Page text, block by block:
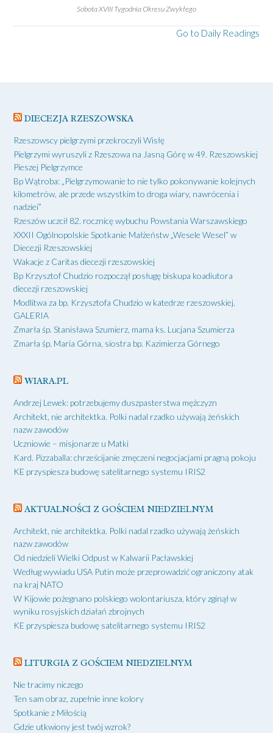
Sobota XVIII Tygodnia Okresu Zwykłego
Go to Daily Readings
DIECEZJA RZESZOWSKA
Rzeszowscy pielgrzymi przekroczyli Wisłę
Pielgrzymi wyruszyli z Rzeszowa na Jasną Górę w 49. Rzeszowskiej
Pieszej Pielgrzymce
Bp Wątroba: „Pielgrzymowanie to nie tylko pokonywanie kolejnych
kilometrów, ale przede wszystkim to droga wiary, nawrócenia i
nadziei”
Rzeszów uczcił 82. rocznicę wybuchu Powstania Warszawskiego
XXXII Ogólnopolskie Spotkanie Małżeństw „Wesele Wesel” w
Diecezji Rzeszowskiej
Wakacje z Caritas diecezji rzeszowskiej
Bp Krzysztof Chudzio rozpoczął posługę biskupa koadiutora
diecezji rzeszowskiej
Modlitwa za bp. Krzysztofa Chudzio w katedrze rzeszowskiej.
GALERIA
Zmarła śp. Stanisława Szumierz, mama ks. Lucjana Szumierza
Zmarła śp. Maria Górna, siostra bp. Kazimierza Górnego
WIARA.PL
Andrzej Lewek: potrzebujemy duszpasterstwa mężczyzn
Architekt, nie architektka. Polki nadal rzadko używają żeńskich
nazw zawodów
Uczniowie – misjonarze u Matki
Kard. Pizzaballa: chrześcijanie zmęczeni negocjacjami pragną pokoju
KE przyspiesza budowę satelitarnego systemu IRIS2
AKTUALNOŚCI Z GOŚCIEM NIEDZIELNYM
Architekt, nie architektka. Polki nadal rzadko używają żeńskich
nazw zawodów
Od niedzieli Wielki Odpust w Kalwarii Pacławskiej
Według wywiadu USA Putin może przeprowadzić ograniczony atak
na kraj NATO
W Kijowie pożegnano polskiego wolontariusza, który zginął w
wyniku rosyjskich działań zbrojnych
KE przyspiesza budowę satelitarnego systemu IRIS2
LITURGIA Z GOŚCIEM NIEDZIELNYM
Nie tracimy niczego
Ten sam obraz, zupełnie inne kolory
Spotkanie z Miłością
Gdzie utkwiony jest twój wzrok?